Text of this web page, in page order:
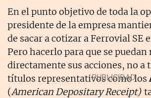
En el punto objetivo de toda la
presidente de la empresa
de sacar a cotizar a Ferrovial SE
Pero hacerlo para que se
directamente sus acciones, no a
títulos representativos como los
(American Depositary Receipt)